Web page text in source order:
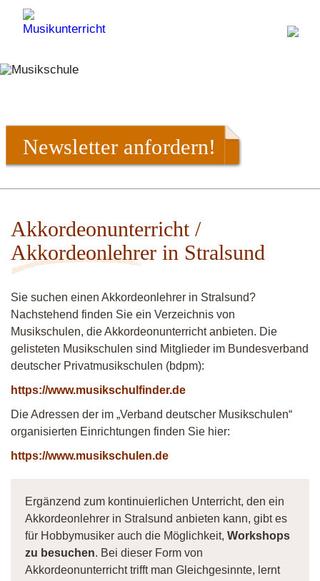
Newsletter anfordern!
Akkordeonunterricht /
Akkordeonlehrer in Stralsund
Sie suchen einen Akkordeonlehrer in Stralsund?
Nachstehend finden Sie ein Verzeichnis von
Musikschulen, die Akkordeonunterricht anbieten. Die
gelisteten Musikschulen sind Mitglieder im Bundesverband
deutscher Privatmusikschulen (bdpm):
https://www.musikschulfinder.de
Die Adressen der im „Verband deutscher Musikschulen“
organisierten Einrichtungen finden Sie hier:
https://www.musikschulen.de
Ergänzend zum kontinuierlichen Unterricht, den ein
Akkordeonlehrer in Stralsund anbieten kann, gibt es
für Hobbymusiker auch die Möglichkeit, Workshops
zu besuchen. Bei dieser Form von
Akkordeonunterricht trifft man Gleichgesinnte, lernt